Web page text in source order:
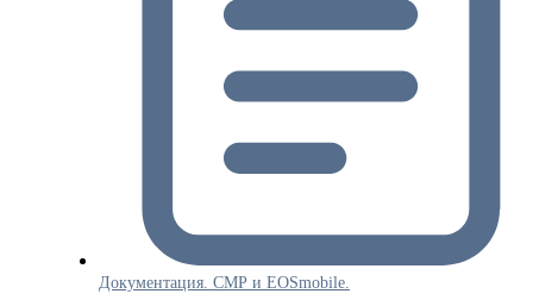
Документация. СМР и EOSmobile.